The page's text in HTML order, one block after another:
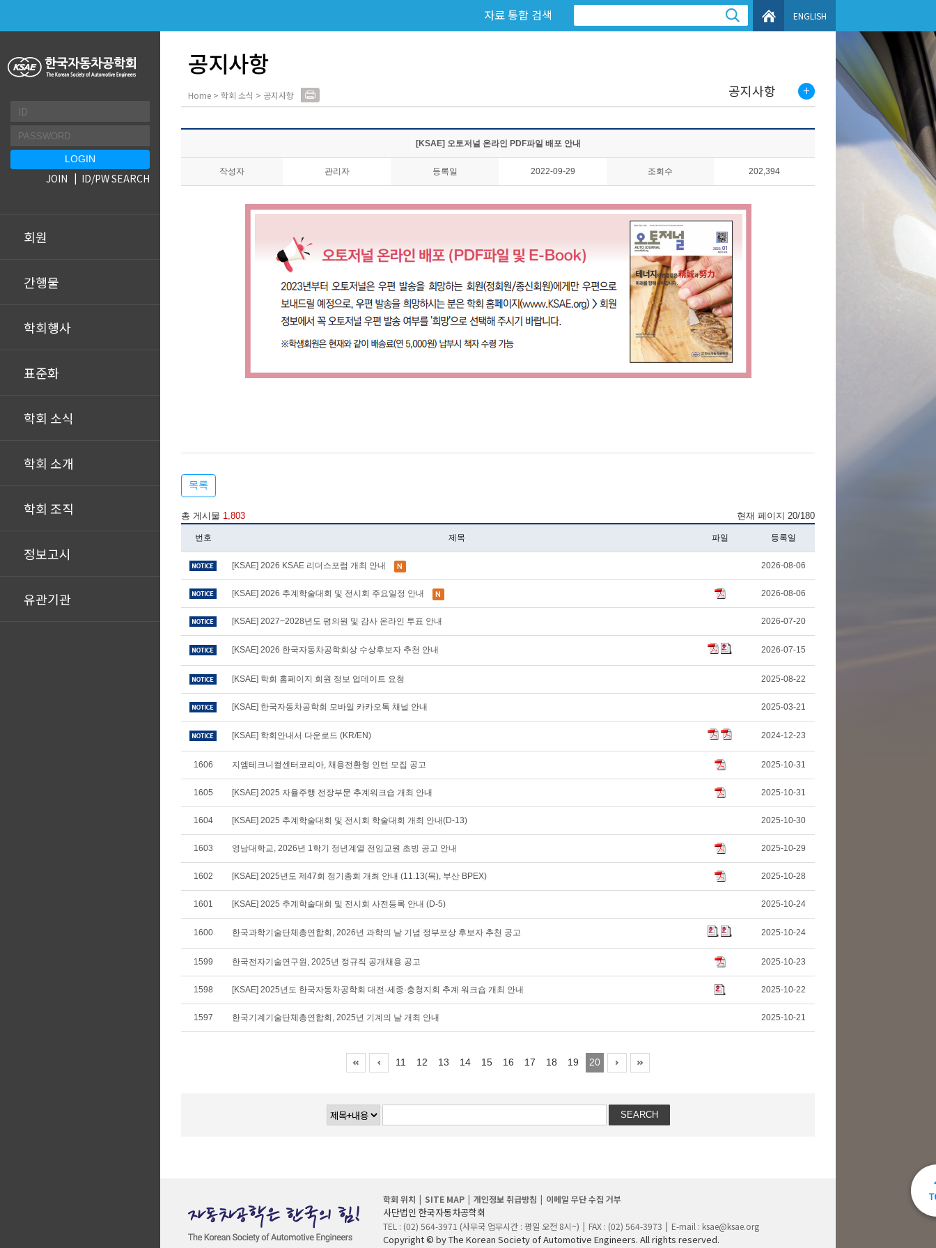
회원
간행물
학회행사
표준화
학회 소식
학회 소개
학회 조직
정보고시
유관기관
JOIN ID/PW SEARCH
자료 통합 검색 ENGLISH
공지사항
Home > 학회 소식 > 공지사항 공지사항
[KSAE] 오토저널 온라인 PDF파일 배포 안내
작성자 관리자 등록일 2022-09-29 조회수 202,394
목록
총 게시물 1,803 현재 페이지 20/180
번호 제목 파일 등록일
[KSAE] 2026 KSAE 리더스포럼 개최 안내 2026-08-06
[KSAE] 2026 추계학술대회 및 전시회 주요일정 안내 2026-08-06
[KSAE] 2027~2028년도 평의원 및 감사 온라인 투표 안내 2026-07-20
[KSAE] 2026 한국자동차공학회상 수상후보자 추천 안내 2026-07-15
[KSAE] 학회 홈페이지 회원 정보 업데이트 요청 2025-08-22
[KSAE] 한국자동차공학회 모바일 카카오톡 채널 안내 2025-03-21
[KSAE] 학회안내서 다운로드 (KR/EN) 2024-12-23
1606 지엠테크니컬센터코리아, 채용전환형 인턴 모집 공고 2025-10-31
1605 [KSAE] 2025 자율주행 전장부문 추계워크숍 개최 안내 2025-10-31
1604 [KSAE] 2025 추계학술대회 및 전시회 학술대회 개최 안내(D-13) 2025-10-30
1603 영남대학교, 2026년 1학기 정년계열 전임교원 초빙 공고 안내 2025-10-29
1602 [KSAE] 2025년도 제47회 정기총회 개최 안내 (11.13(목), 부산 BPEX) 2025-10-28
1601 [KSAE] 2025 추계학술대회 및 전시회 사전등록 안내 (D-5) 2025-10-24
1600 한국과학기술단체총연합회, 2026년 과학의 날 기념 정부포상 후보자 추천 공고 2025-10-24
1599 한국전자기술연구원, 2025년 정규직 공개채용 공고 2025-10-23
1598 [KSAE] 2025년도 한국자동차공학회 대전·세종·충청지회 추계 워크숍 개최 안내 2025-10-22
1597 한국기계기술단체총연합회, 2025년 기계의 날 개최 안내 2025-10-21
11 12 13 14 15 16 17 18 19 20
학회 위치 SITE MAP 개인정보 취급방침 이메일 무단 수집 거부
사단법인 한국자동차공학회
TEL : (02) 564-3971 (사무국 업무시간 : 평일 오전 8시~) FAX : (02) 564-3973 E-mail : ksae@ksae.org
Copyright © by The Korean Society of Automotive Engineers. All rights reserved.